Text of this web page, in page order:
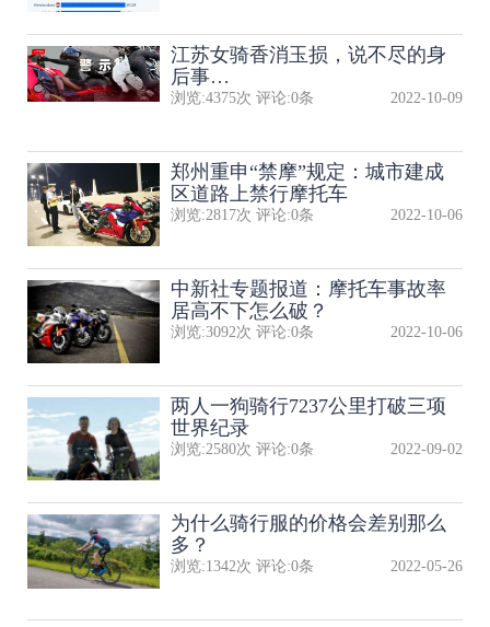
江苏女骑香消玉损，说不尽的身
后事…
浏览:4375次 评论:0条 2022-10-09
郑州重申“禁摩”规定：城市建成
区道路上禁行摩托车
浏览:2817次 评论:0条 2022-10-06
中新社专题报道：摩托车事故率
居高不下怎么破？
浏览:3092次 评论:0条 2022-10-06
两人一狗骑行7237公里打破三项
世界纪录
浏览:2580次 评论:0条 2022-09-02
为什么骑行服的价格会差别那么
多？
浏览:1342次 评论:0条 2022-05-26